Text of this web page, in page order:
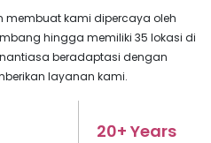
membuat kami dipercaya oleh
hingga memiliki 35 lokasi di
beradaptasi dengan
layanan kami.
20+ Years